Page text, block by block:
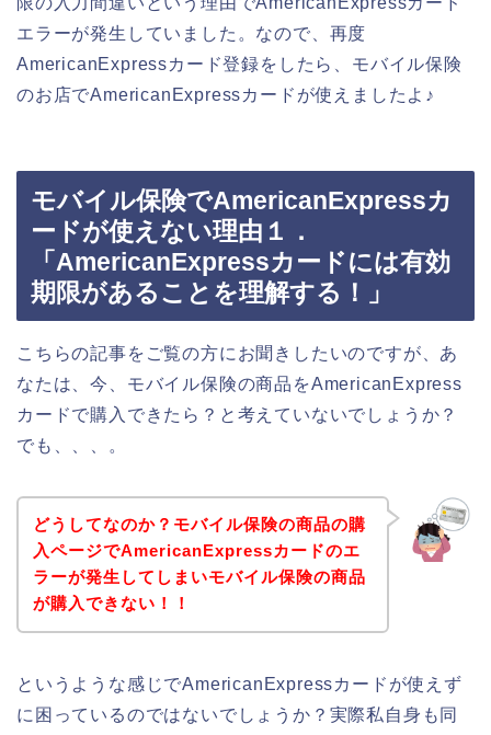
エラーが発生していました。なので、再度
AmericanExpressカード登録をしたら、モバイル保険
のお店でAmericanExpressカードが使えましたよ♪
モバイル保険でAmericanExpressカ
ードが使えない理由１．
「AmericanExpressカードには有効
期限があることを理解する！」
こちらの記事をご覧の方にお聞きしたいのですが、あ
なたは、今、モバイル保険の商品をAmericanExpress
カードで購入できたら？と考えていないでしょうか？
でも、、、。
どうしてなのか？モバイル保険の商品の購
入ページでAmericanExpressカードのエ
ラーが発生してしまいモバイル保険の商品
が購入できない！！
というような感じでAmericanExpressカードが使えず
に困っているのではないでしょうか？実際私自身も同